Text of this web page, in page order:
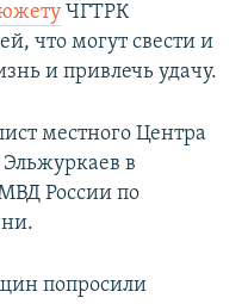
ЧГТРК
что могут свести и
и привлечь удачу.
местного Центра
в
России по
попросили